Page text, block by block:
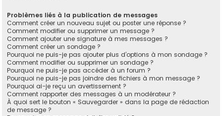
Problèmes liés à la publication de messages
Comment créer un nouveau sujet ou poster une réponse ?
Comment modifier ou supprimer un message ?
Comment ajouter une signature à mes messages ?
Comment créer un sondage ?
Pourquoi ne puis-je pas ajouter plus d’options à mon sondage ?
Comment modifier ou supprimer un sondage ?
Pourquoi ne puis-je pas accéder à un forum ?
Pourquoi ne puis-je pas joindre des fichiers à mon message ?
Pourquoi ai-je reçu un avertissement ?
Comment rapporter des messages à un modérateur ?
À quoi sert le bouton « Sauvegarder » dans la page de rédaction
de message ?